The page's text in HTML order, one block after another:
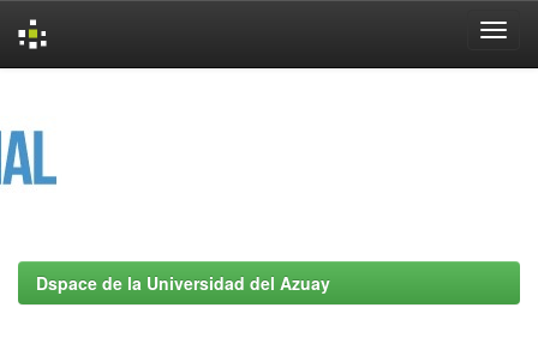
Dspace de la Universidad del Azuay